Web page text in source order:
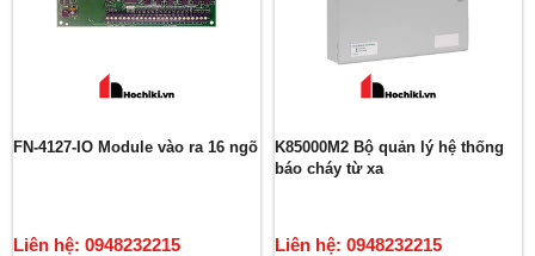
FN-4127-IO Module vào ra 16 ngõ
Liên hệ: 0948232215
K85000M2 Bộ quản lý hệ thống
báo cháy từ xa
Liên hệ: 0948232215